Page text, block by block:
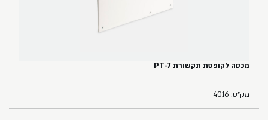
מכסה לקופסת תקשורת PT-7
מק״ט: 4016